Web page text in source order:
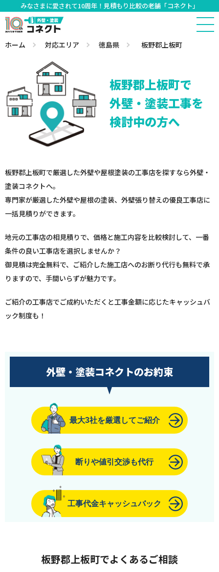
みなさまに愛されて10周年！見積もり比較の老舗「コネクト」
ホーム 対応エリア 徳島県 板野郡上板町
板野郡上板町で
外壁・塗装工事を
検討中の方へ
板野郡上板町で厳選した外壁や屋根塗装の工事店を探すなら外壁・
塗装コネクトへ。
専門家が厳選した外壁や屋根の塗装、外壁張り替えの優良工事店に
一括見積りができます。
地元の工事店の相見積りで、価格と施工内容を比較検討して、一番
条件の良い工事店を選択しませんか？
御見積は完全無料で、ご紹介した施工店へのお断り代行も無料で承
りますので、手間いらずが魅力です。
ご紹介の工事店でご成約いただくと工事金額に応じたキャッシュバ
ック制度も！
外壁・塗装コネクトのお約束
最大3社を厳選してご紹介
断りや値引交渉も代行
工事代金キャッシュバック
板野郡上板町でよくあるご相談